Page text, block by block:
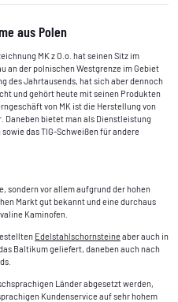
aus Polen
MK z O.o. hat seinen Sitz im
an der polnischen Westgrenze im Gebiet
des Jahrtausends, hat sich aber dennoch
und gehört heute mit seinen Produkten
von MK ist die Herstellung von
Daneben bietet man als Dienstleistung
das TIG-Schweißen für andere
sondern vor allem aufgrund der hohen
Markt gut bekannt und eine durchaus
Kaminofen.
Edelstahlschornsteineaber auch in
Baltikum geliefert, daneben auch nach
Länder abgesetzt werden,
Kundenservice auf sehr hohem